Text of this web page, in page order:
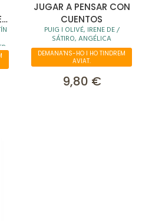
JUGAR A PENSAR CON
CUENTOS
PUIG I OLIVÉ, IRENE DE /
SÁTIRO, ANGÉLICA
DEMANA'NS-HO I HO TINDREM
AVIAT.
9,80 €